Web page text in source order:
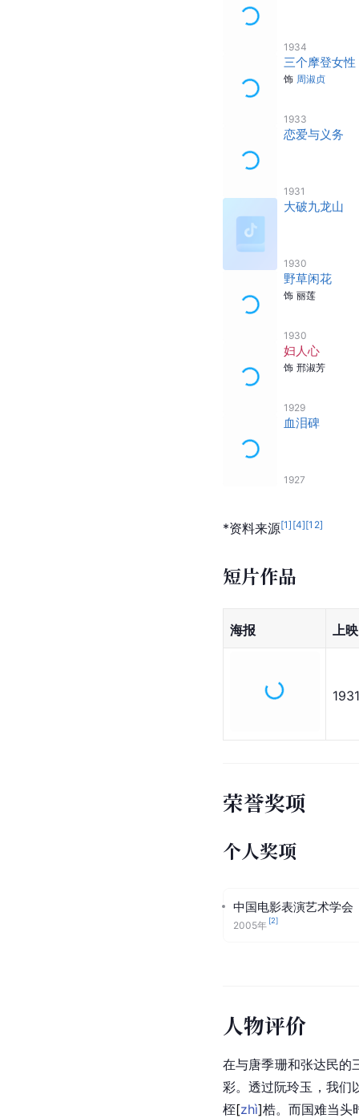
1934
三个摩登女性
饰 周淑贞
1933
恋爱与义务
1931
大破九龙山
1930
野草闲花
饰 丽莲
1930
妇人心
饰 邢淑芳
1929
血泪碑
1927
*资料来源[1] [4][12]
短片作品
海报 上
荣誉奖项
个人奖项
中国电影表演艺术学会
2005年 [2]
人物评价
在与唐季珊和张达民的
彩。透过阮玲玉，我们
桎[zhì]梏。而国难当头